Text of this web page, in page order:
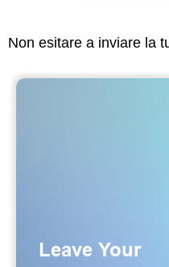
Non esitare a inviare la